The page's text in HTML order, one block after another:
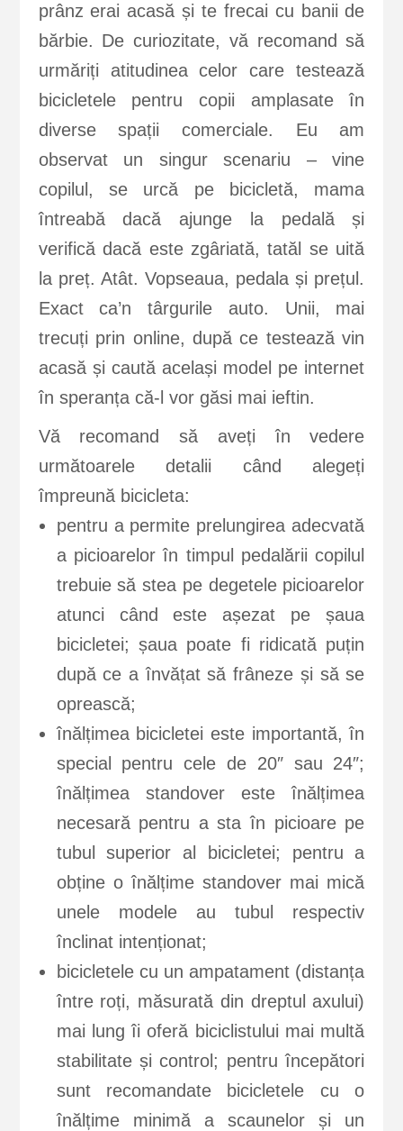
prânz erai acasă și te frecai cu banii de
bărbie. De curiozitate, vă recomand să
urmăriți atitudinea celor care testează
bicicletele pentru copii amplasate în
diverse spații comerciale. Eu am
observat un singur scenariu – vine
copilul, se urcă pe bicicletă, mama
întreabă dacă ajunge la pedală și
verifică dacă este zgâriată, tatăl se uită
la preț. Atât. Vopseaua, pedala și prețul.
Exact ca’n târgurile auto. Unii, mai
trecuți prin online, după ce testează vin
acasă și caută același model pe internet
în speranța că-l vor găsi mai ieftin.
Vă recomand să aveți în vedere
următoarele detalii când alegeți
împreună bicicleta:
pentru a permite prelungirea adecvată
a picioarelor în timpul pedalării copilul
trebuie să stea pe degetele picioarelor
atunci când este așezat pe șaua
bicicletei; șaua poate fi ridicată puțin
după ce a învățat să frâneze și să se
oprească;
înălțimea bicicletei este importantă, în
special pentru cele de 20″ sau 24″;
înălțimea standover este înălțimea
necesară pentru a sta în picioare pe
tubul superior al bicicletei; pentru a
obține o înălțime standover mai mică
unele modele au tubul respectiv
înclinat intenționat;
bicicletele cu un ampatament (distanța
între roți, măsurată din dreptul axului)
mai lung îi oferă biciclistului mai multă
stabilitate și control; pentru începători
sunt recomandate bicicletele cu o
înălțime minimă a scaunelor și un